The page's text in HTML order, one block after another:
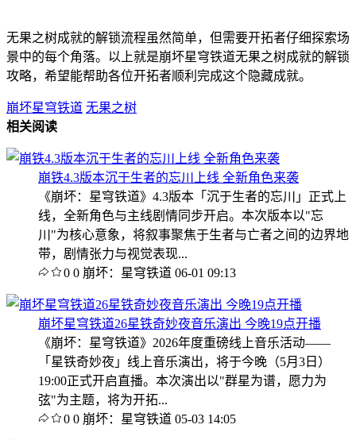
无果之树成就的解锁流程虽然简单，但需要开拓者仔细探索场
景中的每个角落。以上就是崩坏星穹铁道无果之树成就的解锁
攻略，希望能帮助各位开拓者顺利完成这个隐藏成就。
崩坏星穹铁道 无果之树
相关阅读
崩铁4.3版本沉于生者的忘川上线 全新角色来袭
《崩坏：星穹铁道》4.3版本「沉于生者的忘川」正式上
线，全新角色与主线剧情同步开启。本次版本以"忘
川"为核心意象，将叙事聚焦于生者与亡者之间的边界地
带，剧情张力与视觉表现...
0 0 崩坏：星穹铁道 06-01 09:13
崩坏星穹铁道26星铁奇妙夜音乐演出 今晚19点开播
《崩坏：星穹铁道》2026年度重磅线上音乐活动——
「星铁奇妙夜」线上音乐演出，将于今晚（5月3日）
19:00正式开启直播。本次演出以"群星为谱，愿力为
弦"为主题，将为开拓...
0 0 崩坏：星穹铁道 05-03 14:05